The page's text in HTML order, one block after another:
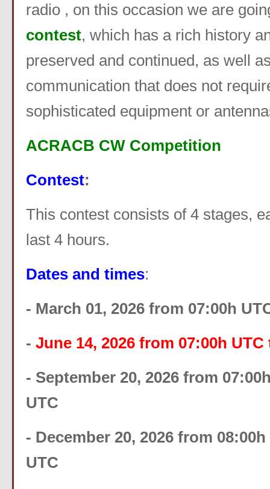
radio , on this occasion we are
contest, which has a rich history
preserved and continued, as well
communication that does not
sophisticated equipment or
ACRACB CW Competition
Contest:
This contest consists of 4 stages,
last 4 hours.
Dates and times:
- March 01, 2026 from 07:00h
- June 14, 2026 from 07:00h UTC
- September 20, 2026 from
UTC
- December 20, 2026 from
UTC